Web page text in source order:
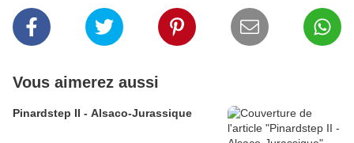
Vous aimerez aussi
Pinardstep II - Alsaco-Jurassique